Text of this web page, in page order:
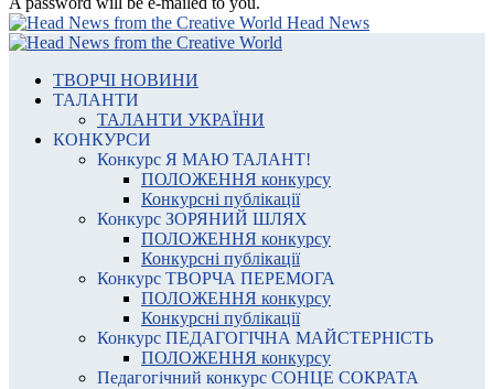
Head News
ТВОРЧІ НОВИНИ
ТАЛАНТИ
ТАЛАНТИ УКРАЇНИ
КОНКУРСИ
Конкурс Я МАЮ ТАЛАНТ!
ПОЛОЖЕННЯ конкурсу
Конкурсні публікації
Конкурс ЗОРЯНИЙ ШЛЯХ
ПОЛОЖЕННЯ конкурсу
Конкурсні публікації
Конкурс ТВОРЧА ПЕРЕМОГА
ПОЛОЖЕННЯ конкурсу
Конкурсні публікації
Конкурс ПЕДАГОГІЧНА МАЙСТЕРНІСТЬ
ПОЛОЖЕННЯ конкурсу
Педагогічний конкурс СОНЦЕ СОКРАТА